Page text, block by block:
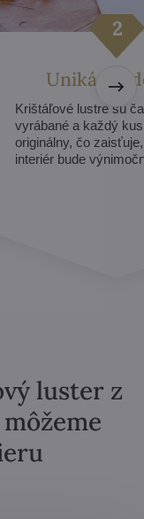
Unikátny
Krištáľové lustre sú
vyrábané a každý
originálny, čo
interiér bude
luster z